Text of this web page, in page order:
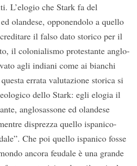
L’elogio che Stark fa del
olandese, opponendolo a quello
il falso dato storico per il
il colonialismo protestante anglo-
agli indiani come ai bianchi
errata valutazione storica si
dello Stark: egli elogia il
anglosassone ed olandese
disprezza quello ispanico-
Che poi quello ispanico fosse
ancora feudale è una grande